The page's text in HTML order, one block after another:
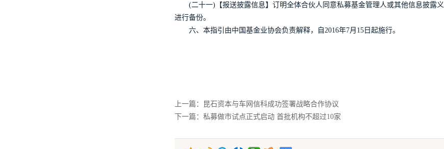
(二十一)【报送披露信息】订明全体合伙人同意私募基金管理人或其他信息披露
进行备份。
六、本指引由中国基金业协会负责解释，自2016年7月15日起施行。
上一篇：昆石资本与车网信科成功签署战略合作协议
下一篇：私募做市试点正式启动 首批机构不超过10家